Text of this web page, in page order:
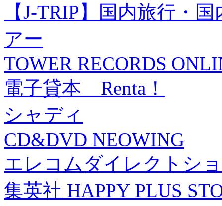
【J-TRIP】国内旅行・
アー
TOWER RECORDS
電子貸本 Renta！
シャディ
CD&DVD NEOWING
エレコムダイレクトシ
集英社 HAPPY PLUS